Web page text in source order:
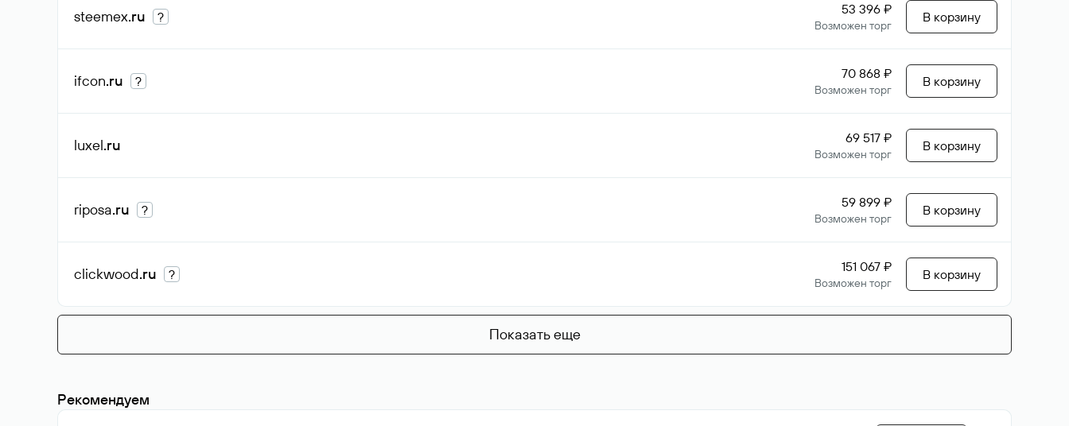
steemex.ru ? 53 396 ₽
Возможен торг
В корзину
ifcon.ru ? 70 868 ₽
Возможен торг
В корзину
luxel.ru 69 517 ₽
Возможен торг
В корзину
riposa.ru ? 59 899 ₽
Возможен торг
В корзину
clickwood.ru ? 151 067 ₽
Возможен торг
В корзину
Показать еще
Рекомендуем